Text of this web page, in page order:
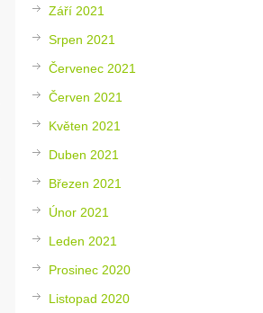
Září 2021
Srpen 2021
Červenec 2021
Červen 2021
Květen 2021
Duben 2021
Březen 2021
Únor 2021
Leden 2021
Prosinec 2020
Listopad 2020